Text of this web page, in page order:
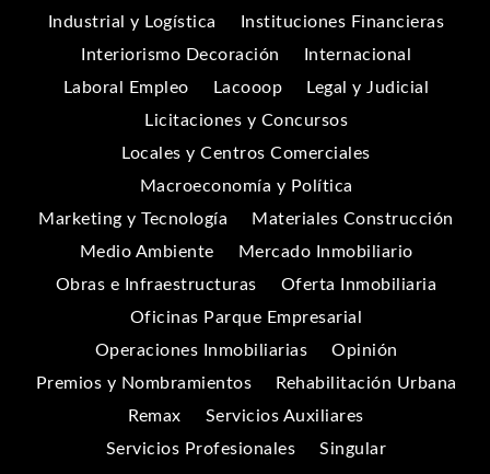
Industrial y Logística
Instituciones Financieras
Interiorismo Decoración
Internacional
Laboral Empleo
Lacooop
Legal y Judicial
Licitaciones y Concursos
Locales y Centros Comerciales
Macroeconomía y Política
Marketing y Tecnología
Materiales Construcción
Medio Ambiente
Mercado Inmobiliario
Obras e Infraestructuras
Oferta Inmobiliaria
Oficinas Parque Empresarial
Operaciones Inmobiliarias
Opinión
Premios y Nombramientos
Rehabilitación Urbana
Remax
Servicios Auxiliares
Servicios Profesionales
Singular